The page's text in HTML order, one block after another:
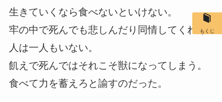
生きていくなら食べないといけない。
牢の中で死んでも悲しんだり同情してくれる
人は一人もいない。
飢えで死んではそれこそ獣になってしまう。
食べて力を蓄えろと諭すのだった。
もくじ